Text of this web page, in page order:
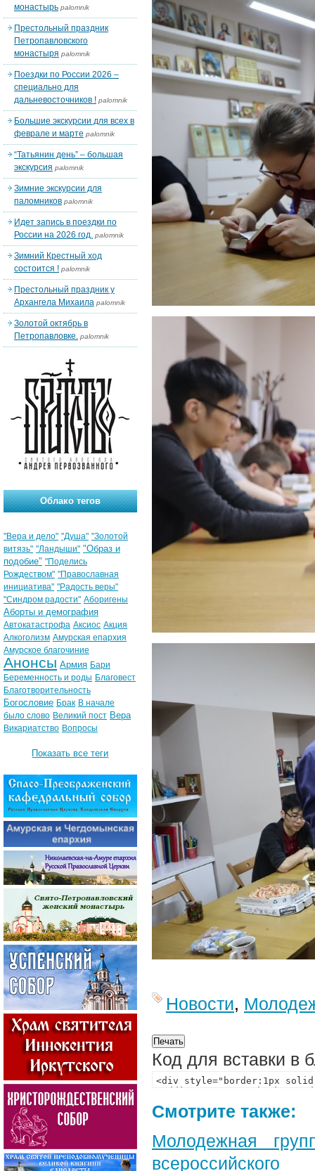
Новости,
Код для вставки в
Смотрите также:
Молодежная
монастырь palomnik
Престольный праздник
Петропавловского
монастыря palomnik
Поездки по России 2026 –
специально для
дальневосточников ! palomnik
Большие экскурсии для всех в
феврале и марте palomnik
“Татьянин день” – большая
экскурсия palomnik
Зимние экскурсии для
паломников palomnik
Идет запись в поездки по
России на 2026 год. palomnik
Зимний Крестный ход
состоится ! palomnik
Престольный праздник у
Архангела Михаила palomnik
Золотой октябрь в
Петропавловке. palomnik
Облако тегов
"Вера и дело" "Душа" "Золотой
витязь" "Ландыши" "Образ и
подобие" "Поделись
Рождеством" "Православная
инициатива" "Радость веры"
"Синдром радости" Аборигены
Аборты и демография
Автокатастрофа Аксиос Акция
Алкоголизм Амурская епархия
Амурское благочиние
Анонсы Армия Бари
Беременность и роды Благовест
Благотворительность
Богословие Брак В начале
было слово Великий пост Вера
Викариатство Вопросы
Показать все теги